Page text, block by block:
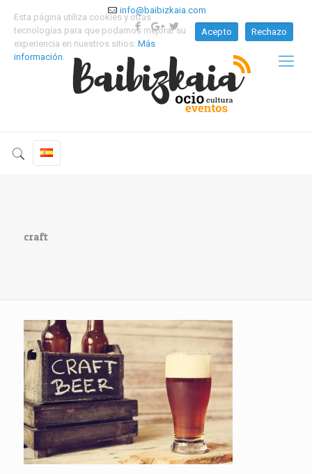
info@baibizkaia.com
craft
Esta página utiliza cookies y otras
tecnologías para que podamos mejorar su
experiencia en nuestros sitios: Más
información.
Acepto Rechazo